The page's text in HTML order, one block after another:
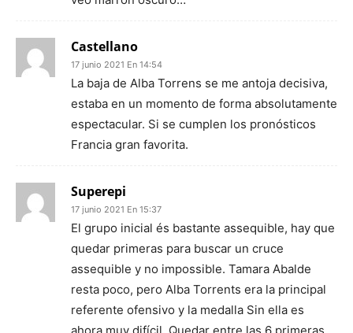
Castellano
17 junio 2021 En 14:54
La baja de Alba Torrens se me antoja decisiva,
estaba en un momento de forma absolutamente
espectacular. Si se cumplen los pronósticos
Francia gran favorita.
Superepi
17 junio 2021 En 15:37
El grupo inicial és bastante assequible, hay que
quedar primeras para buscar un cruce
assequible y no impossible. Tamara Abalde
resta poco, pero Alba Torrents era la principal
referente ofensivo y la medalla Sin ella es